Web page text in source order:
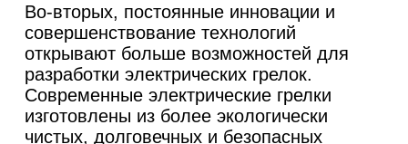
Во-вторых, постоянные инновации и
совершенствование технологий
открывают больше возможностей для
разработки электрических грелок.
Современные электрические грелки
изготовлены из более экологически
чистых, долговечных и безопасных